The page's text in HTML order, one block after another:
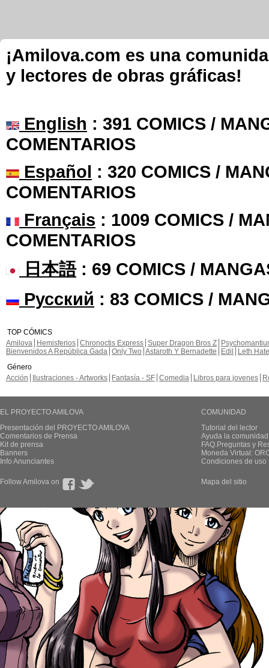
¡Amilova.com es una
y lectores de obras gráficas!
English : 391 COMICS /
COMENTARIOS
Español : 320 COMICS /
COMENTARIOS
Français : 1009 COMICS /
COMENTARIOS
日本語: 69 COMICS /
Русский : 83 COMICS /
TOP CÓMICS
Amilova
Hemisferios Chronoctis Express Super Dragon Bros Z
Bienvenidos A República Gada Only Two Astaroth Y Bernadette Edil
Leth Hate
Género
Acción
Ilustraciones - Artworks Fantasía - SF Comedia Libros para jovenes
EL PROYECTO AMILOVA
Presentación del PROYECTO AMILOVA
Comentarios de Prensa
Kit de prensa
Banners
Info Anunciantes
COMUNIDAD
Tutorial del lector
Ayuda la
FAQ.Preguntas y
Moneda Virtual:
Condiciones de uso
Follow Amilova on Mapa del sitio